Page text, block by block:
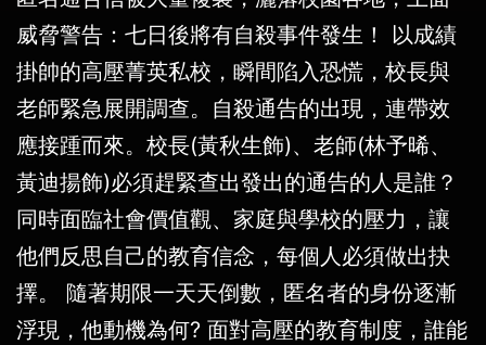
威脅警告：七日後將有自殺事件發生！ 以成績
掛帥的高壓菁英私校，瞬間陷入恐慌，校長與
老師緊急展開調查。自殺通告的出現，連帶效
應接踵而來。校長(黃秋生飾)、老師(林予晞、
黃迪揚飾)必須趕緊查出發出的通告的人是誰？
同時面臨社會價值觀、家庭與學校的壓力，讓
他們反思自己的教育信念，每個人必須做出抉
擇。 隨著期限一天天倒數，匿名者的身份逐漸
浮現，他動機為何? 面對高壓的教育制度，誰能